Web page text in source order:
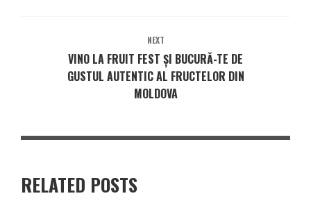
NEXT
VINO LA FRUIT FEST ȘI BUCURĂ-TE DE
GUSTUL AUTENTIC AL FRUCTELOR DIN
MOLDOVA
RELATED POSTS